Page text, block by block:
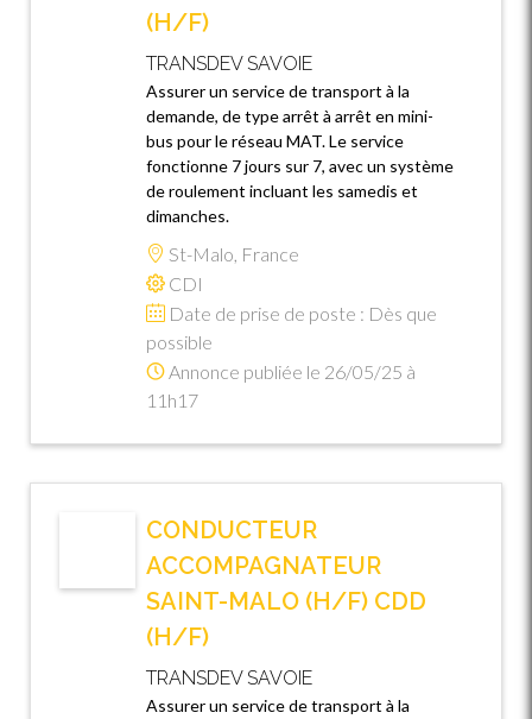
(H/F)
TRANSDEV SAVOIE
Assurer un service de transport à la
demande, de type arrêt à arrêt en mini-
bus pour le réseau MAT. Le service
fonctionne 7 jours sur 7, avec un système
de roulement incluant les samedis et
dimanches.
St-Malo, France
CDI
Date de prise de poste : Dès que
possible
Annonce publiée le 26/05/25 à
11h17
CONDUCTEUR
ACCOMPAGNATEUR
SAINT-MALO (H/F) CDD
(H/F)
TRANSDEV SAVOIE
Assurer un service de transport à la